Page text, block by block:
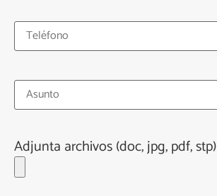
Adjunta archivos (doc, jpg, pdf, stp)